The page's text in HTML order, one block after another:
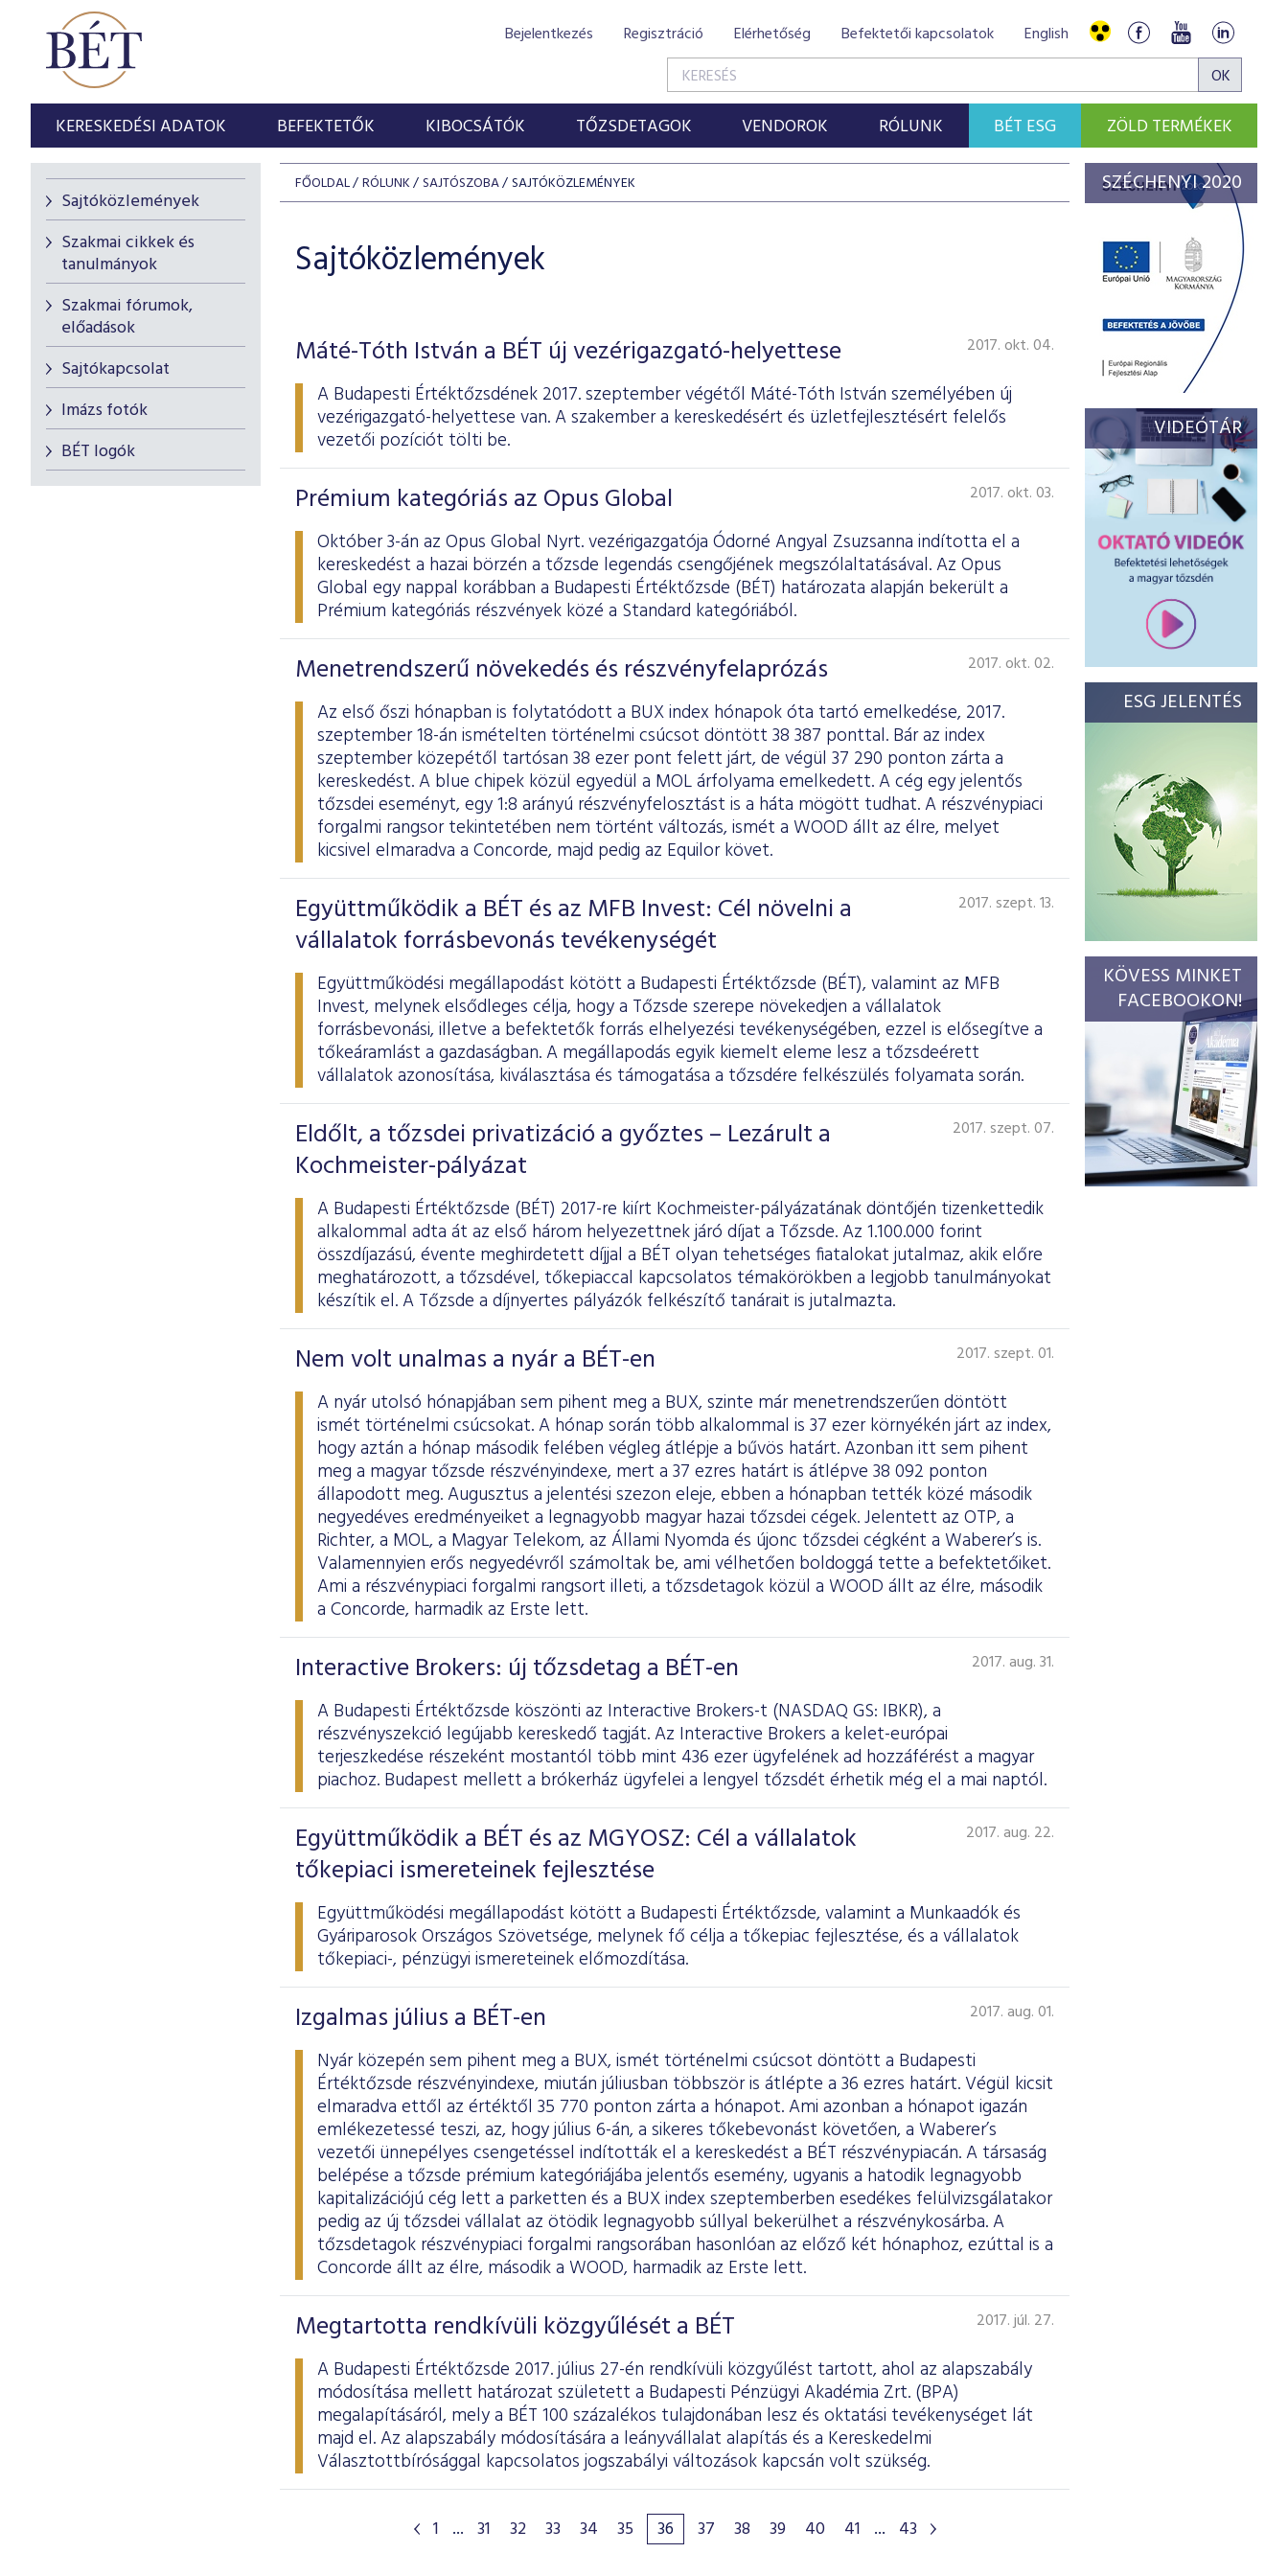
Bejelentkezés Regisztráció Elérhetőség Befektetői kapcsolatok English
KERESKEDÉSI ADATOK BEFEKTETŐK KIBOCSÁTÓK TŐZSDETAGOK VENDOROK RÓLUNK BÉT ESG ZÖLD TERMÉKEK
Sajtóközlemények
Szakmai cikkek és
tanulmányok
Szakmai fórumok,
előadások
Sajtókapcsolat
Imázs fotók
BÉT logók
FŐOLDAL RÓLUNK SAJTÓSZOBA SAJTÓKÖZLEMÉNYEK
Sajtóközlemények
Máté-Tóth István a BÉT új vezérigazgató-helyettese 2017. okt. 04.
A Budapesti Értéktőzsdének 2017. szeptember végétől Máté-Tóth István személyében új
vezérigazgató-helyettese van. A szakember a kereskedésért és üzletfejlesztésért felelős
vezetői pozíciót tölti be.
Prémium kategóriás az Opus Global 2017. okt. 03.
Október 3-án az Opus Global Nyrt. vezérigazgatója Ódorné Angyal Zsuzsanna indította el a
kereskedést a hazai börzén a tőzsde legendás csengőjének megszólaltatásával. Az Opus
Global egy nappal korábban a Budapesti Értéktőzsde (BÉT) határozata alapján bekerült a
Prémium kategóriás részvények közé a Standard kategóriából.
Menetrendszerű növekedés és részvényfelaprózás 2017. okt. 02.
Az első őszi hónapban is folytatódott a BUX index hónapok óta tartó emelkedése, 2017.
szeptember 18-án ismételten történelmi csúcsot döntött 38 387 ponttal. Bár az index
szeptember közepétől tartósan 38 ezer pont felett járt, de végül 37 290 ponton zárta a
kereskedést. A blue chipek közül egyedül a MOL árfolyama emelkedett. A cég egy jelentős
tőzsdei eseményt, egy 1:8 arányú részvényfelosztást is a háta mögött tudhat. A részvénypiaci
forgalmi rangsor tekintetében nem történt változás, ismét a WOOD állt az élre, melyet
kicsivel elmaradva a Concorde, majd pedig az Equilor követ.
Együttműködik a BÉT és az MFB Invest: Cél növelni a
vállalatok forrásbevonás tevékenységét
2017. szept. 13.
Együttműködési megállapodást kötött a Budapesti Értéktőzsde (BÉT), valamint az MFB
Invest, melynek elsődleges célja, hogy a Tőzsde szerepe növekedjen a vállalatok
forrásbevonási, illetve a befektetők forrás elhelyezési tevékenységében, ezzel is elősegítve a
tőkeáramlást a gazdaságban. A megállapodás egyik kiemelt eleme lesz a tőzsdeérett
vállalatok azonosítása, kiválasztása és támogatása a tőzsdére felkészülés folyamata során.
Eldőlt, a tőzsdei privatizáció a győztes – Lezárult a
Kochmeister-pályázat
2017. szept. 07.
A Budapesti Értéktőzsde (BÉT) 2017-re kiírt Kochmeister-pályázatának döntőjén tizenkettedik
alkalommal adta át az első három helyezettnek járó díjat a Tőzsde. Az 1.100.000 forint
összdíjazású, évente meghirdetett díjjal a BÉT olyan tehetséges fiatalokat jutalmaz, akik előre
meghatározott, a tőzsdével, tőkepiaccal kapcsolatos témakörökben a legjobb tanulmányokat
készítik el. A Tőzsde a díjnyertes pályázók felkészítő tanárait is jutalmazta.
Nem volt unalmas a nyár a BÉT-en 2017. szept. 01.
A nyár utolsó hónapjában sem pihent meg a BUX, szinte már menetrendszerűen döntött
ismét történelmi csúcsokat. A hónap során több alkalommal is 37 ezer környékén járt az index,
hogy aztán a hónap második felében végleg átlépje a bűvös határt. Azonban itt sem pihent
meg a magyar tőzsde részvényindexe, mert a 37 ezres határt is átlépve 38 092 ponton
állapodott meg. Augusztus a jelentési szezon eleje, ebben a hónapban tették közé második
negyedéves eredményeiket a legnagyobb magyar hazai tőzsdei cégek. Jelentett az OTP, a
Richter, a MOL, a Magyar Telekom, az Állami Nyomda és újonc tőzsdei cégként a Waberer’s is.
Valamennyien erős negyedévről számoltak be, ami vélhetően boldoggá tette a befektetőiket.
Ami a részvénypiaci forgalmi rangsort illeti, a tőzsdetagok közül a WOOD állt az élre, második
a Concorde, harmadik az Erste lett.
Interactive Brokers: új tőzsdetag a BÉT-en 2017. aug. 31.
A Budapesti Értéktőzsde köszönti az Interactive Brokers-t (NASDAQ GS: IBKR), a
részvényszekció legújabb kereskedő tagját. Az Interactive Brokers a kelet-európai
terjeszkedése részeként mostantól több mint 436 ezer ügyfelének ad hozzáférést a magyar
piachoz. Budapest mellett a brókerház ügyfelei a lengyel tőzsdét érhetik még el a mai naptól.
Együttműködik a BÉT és az MGYOSZ: Cél a vállalatok
tőkepiaci ismereteinek fejlesztése
2017. aug. 22.
Együttműködési megállapodást kötött a Budapesti Értéktőzsde, valamint a Munkaadók és
Gyáriparosok Országos Szövetsége, melynek fő célja a tőkepiac fejlesztése, és a vállalatok
tőkepiaci-, pénzügyi ismereteinek előmozdítása.
Izgalmas július a BÉT-en 2017. aug. 01.
Nyár közepén sem pihent meg a BUX, ismét történelmi csúcsot döntött a Budapesti
Értéktőzsde részvényindexe, miután júliusban többször is átlépte a 36 ezres határt. Végül kicsit
elmaradva ettől az értéktől 35 770 ponton zárta a hónapot. Ami azonban a hónapot igazán
emlékezetessé teszi, az, hogy július 6-án, a sikeres tőkebevonást követően, a Waberer’s
vezetői ünnepélyes csengetéssel indították el a kereskedést a BÉT részvénypiacán. A társaság
belépése a tőzsde prémium kategóriájába jelentős esemény, ugyanis a hatodik legnagyobb
kapitalizációjú cég lett a parketten és a BUX index szeptemberben esedékes felülvizsgálatakor
pedig az új tőzsdei vállalat az ötödik legnagyobb súllyal bekerülhet a részvénykosárba. A
tőzsdetagok részvénypiaci forgalmi rangsorában hasonlóan az előző két hónaphoz, ezúttal is a
Concorde állt az élre, második a WOOD, harmadik az Erste lett.
Megtartotta rendkívüli közgyűlését a BÉT 2017. júl. 27.
A Budapesti Értéktőzsde 2017. július 27-én rendkívüli közgyűlést tartott, ahol az alapszabály
módosítása mellett határozat született a Budapesti Pénzügyi Akadémia Zrt. (BPA)
megalapításáról, mely a BÉT 100 százalékos tulajdonában lesz és oktatási tevékenységet lát
majd el. Az alapszabály módosítására a leányvállalat alapítás és a Kereskedelmi
Választottbírósággal kapcsolatos jogszabályi változások kapcsán volt szükség.
1 ... 31 32 33 34 35 36 37 38 39 40 41 ... 43
SZÉCHENYI 2020
VIDEÓTÁR
ESG JELENTÉS
KÖVESS MINKET
FACEBOOKON!